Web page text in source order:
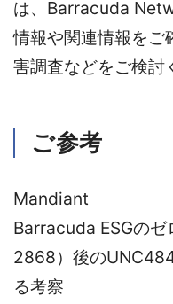
は、Barracuda
情報や関連情報をご
害調査などをご検討
ご参考
Mandiant
Barracuda ESGの
2868）後の
る考察